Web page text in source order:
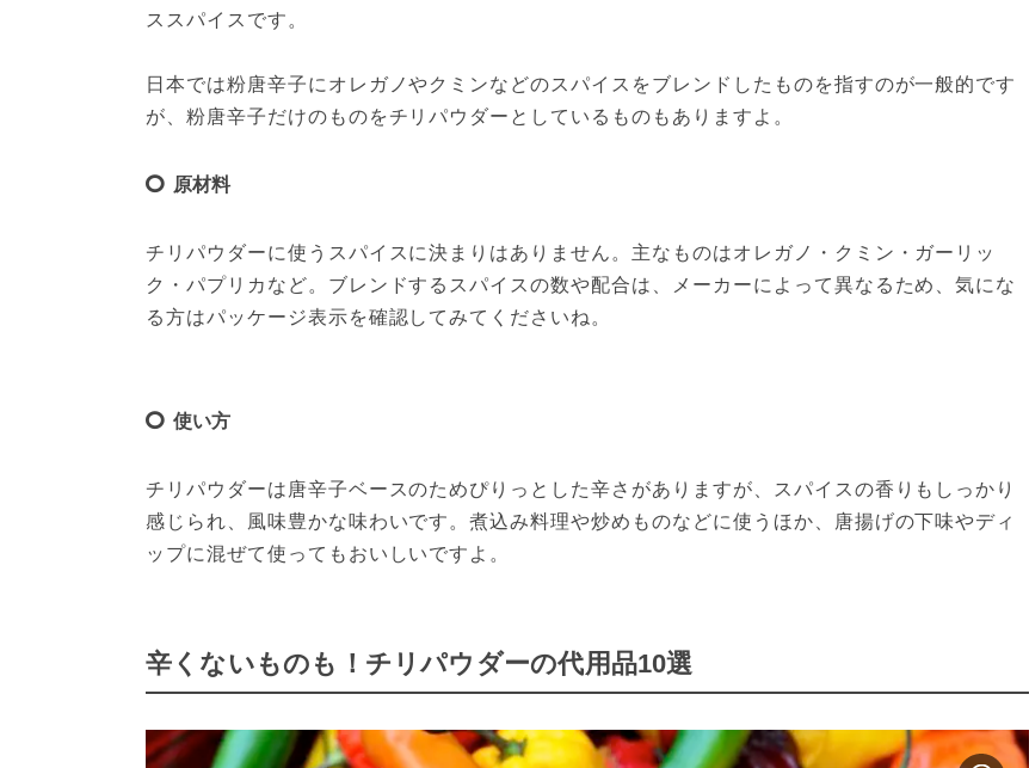
ススパイスです。
日本では粉唐辛子にオレガノやクミンなどのスパイスをブレンドしたものを指すのが一般的です
が、粉唐辛子だけのものをチリパウダーとしているものもありますよ。
原材料
チリパウダーに使うスパイスに決まりはありません。主なものはオレガノ・クミン・ガーリッ
ク・パプリカなど。ブレンドするスパイスの数や配合は、メーカーによって異なるため、気にな
る方はパッケージ表示を確認してみてくださいね。
使い方
チリパウダーは唐辛子ベースのためぴりっとした辛さがありますが、スパイスの香りもしっかり
感じられ、風味豊かな味わいです。煮込み料理や炒めものなどに使うほか、唐揚げの下味やディ
ップに混ぜて使ってもおいしいですよ。
辛くないものも！チリパウダーの代用品10選